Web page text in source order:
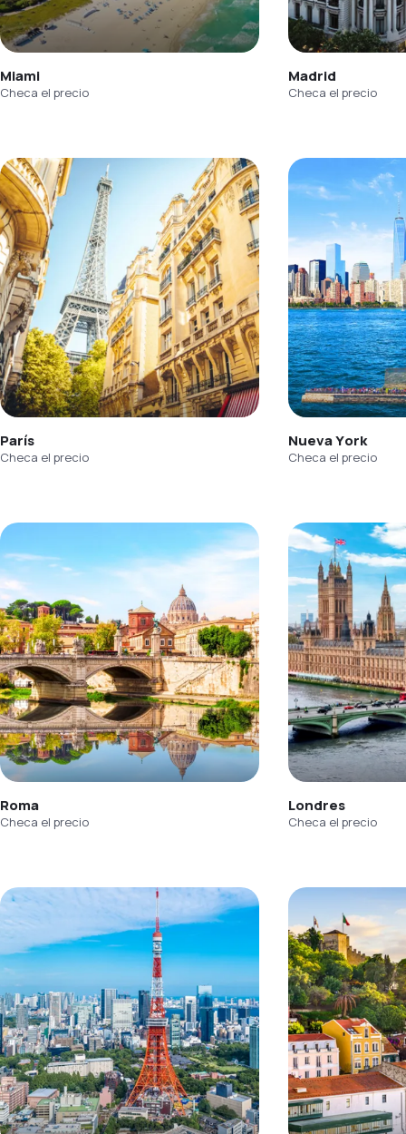
Miami
Checa el precio
Madrid
Checa el precio
París
Checa el precio
Nueva York
Checa el precio
Roma
Checa el precio
Londres
Checa el precio